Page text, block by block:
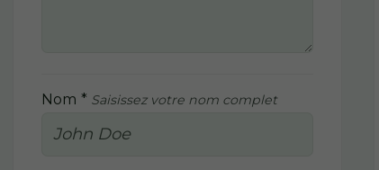
Nom * Saisissez votre nom complet